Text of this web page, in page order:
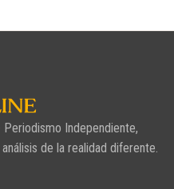
Independiente,
de la realidad diferente.